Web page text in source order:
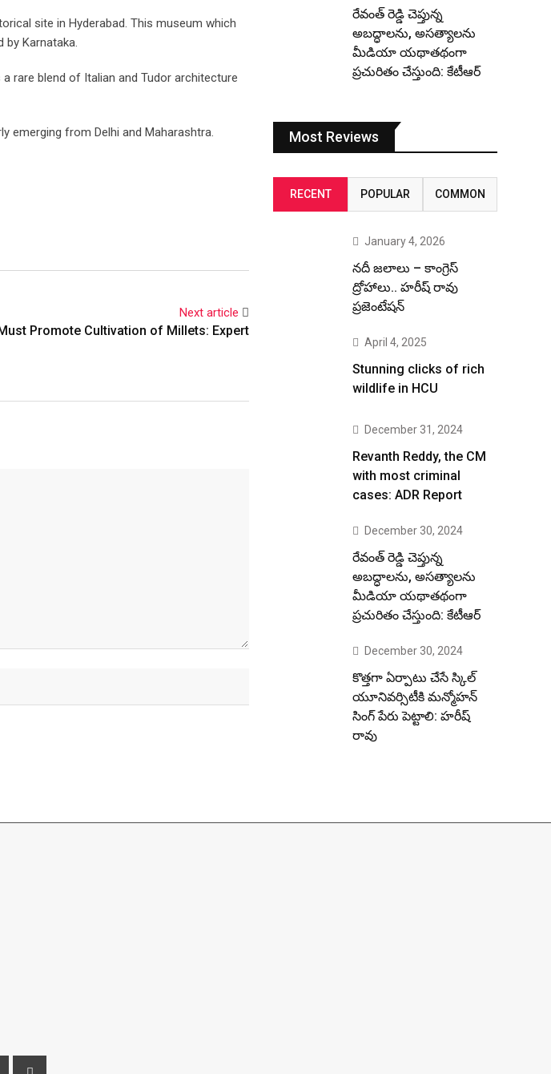
site in Hyderabad. This museum which
by Karnataka.
rare blend of Italian and Tudor architecture
emerging from Delhi and Maharashtra.
Next article
Promote Cultivation of Millets: Expert
రేవంత్ రెడ్డి చెప్తున్న
అబద్ధాలను, అసత్యాలను
మీడియా యథాతథంగా
ప్రచురితం చేస్తుంది: కేటీఆర్
Most Reviews
RECENT POPULAR COMMON
January 4, 2026
నదీ జలాలు – కాంగ్రెస్
ద్రోహాలు.. హరీష్ రావు
ప్రజెంటేషన్
April 4, 2025
Stunning clicks of rich
wildlife in HCU
December 31, 2024
Revanth Reddy, the CM
with most criminal
cases: ADR Report
December 30, 2024
రేవంత్ రెడ్డి చెప్తున్న
అబద్ధాలను, అసత్యాలను
మీడియా యథాతథంగా
ప్రచురితం చేస్తుంది: కేటీఆర్
December 30, 2024
కొత్తగా ఏర్పాటు చేసే స్కిల్
యూనివర్సిటీకి మన్మోహన్
సింగ్ పేరు పెట్టాలి: హరీష్
రావు